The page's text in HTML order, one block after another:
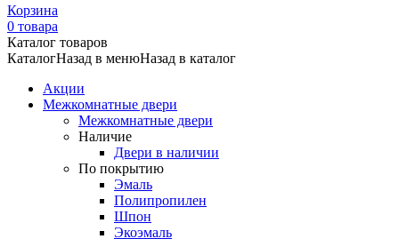
Корзина
0 товара
Каталог товаров
КаталогНазад в менюНазад в каталог
Акции
Межкомнатные двери
Межкомнатные двери
Наличие
Двери в наличии
По покрытию
Эмаль
Полипропилен
Шпон
Экоэмаль